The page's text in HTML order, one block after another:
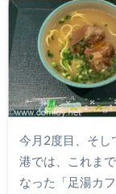
今月2度目、そし
港では、これま
なった「足湯カ